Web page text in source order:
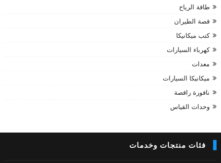
طاقة الرياح
قصة الطيران
كتب ميكانيكا
كهرباء السيارات
معدات
ميكانيكا السيارات
نافورة راقصة
وحدات القياس
فئات منتجات وخدمات